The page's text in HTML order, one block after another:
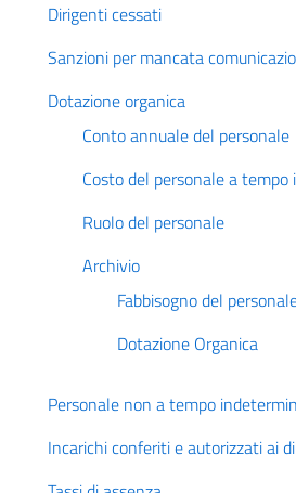
Dirigenti cessati
Sanzioni per mancata
Dotazione organica
Conto annuale del personale
Costo del personale a
Ruolo del personale
Archivio
Fabbisogno del
Dotazione Organica
Personale non a tempo
Incarichi conferiti e autorizzati ai